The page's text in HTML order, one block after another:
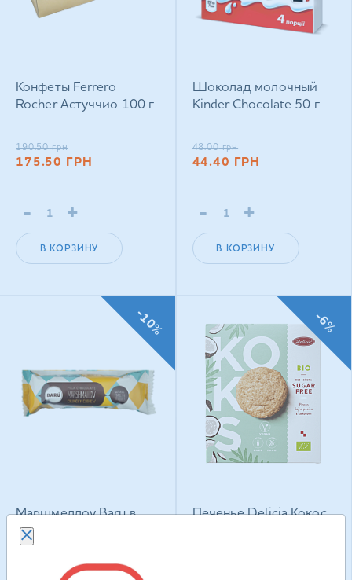
Конфеты Ferrero
Rocher Астуччио 100 г
190.50 грн
175.50 ГРН
- +
В КОРЗИНУ
Шоколад молочный
Kinder Chocolate 50 г
48.00 грн
44.40 ГРН
- +
В КОРЗИНУ
Маршмеллоу Baru в
молочном шоколаде
Кранчи Фундук 30 г
грн
-10%
Печенье Delicia Кокос
-6%